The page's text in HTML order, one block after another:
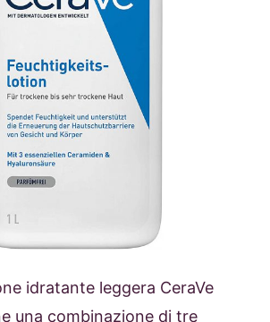
idratante leggera CeraVe
una combinazione di tre